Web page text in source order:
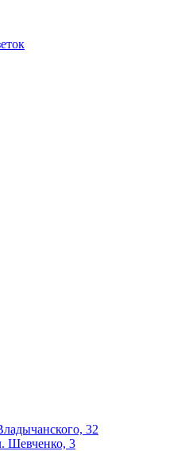
32
Шевченко, 3